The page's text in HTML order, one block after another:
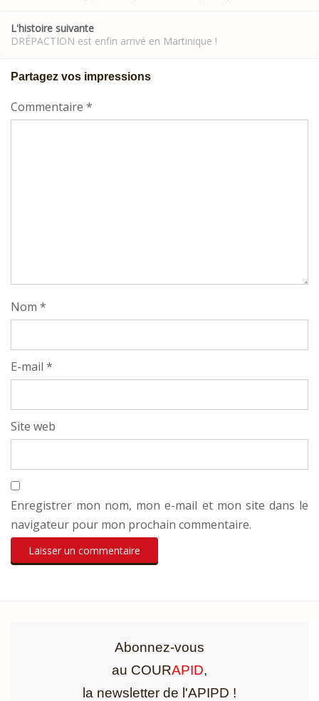
L'histoire suivante
DRÉPACTION est enfin arrivé en Martinique !
Partagez vos impressions
Commentaire *
Nom *
E-mail *
Site web
Enregistrer mon nom, mon e-mail et mon site dans le
navigateur pour mon prochain commentaire.
Abonnez-vous
au COURAPID,
la newsletter de l'APIPD !